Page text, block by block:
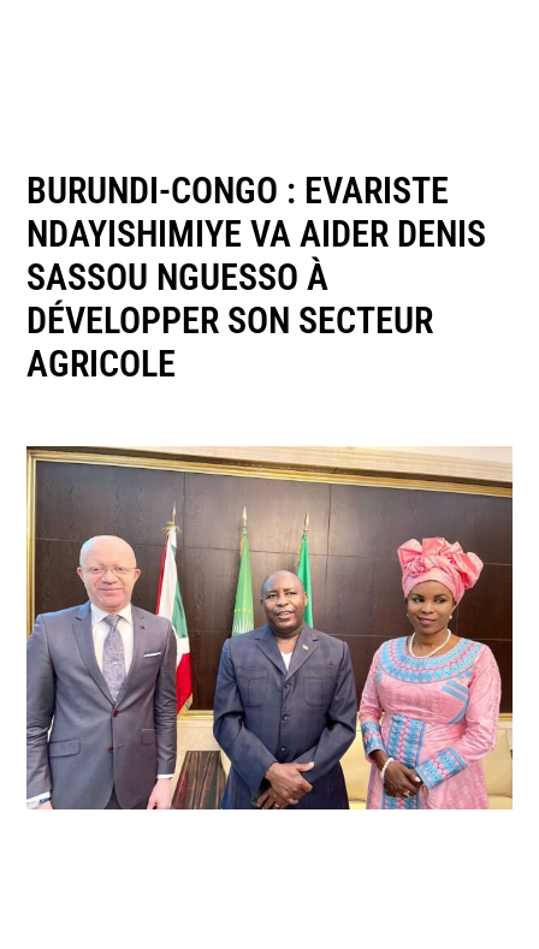
BURUNDI-CONGO : EVARISTE
NDAYISHIMIYE VA AIDER DENIS
SASSOU NGUESSO À
DÉVELOPPER SON SECTEUR
AGRICOLE